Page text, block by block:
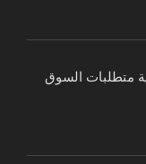
متطلبات السوق